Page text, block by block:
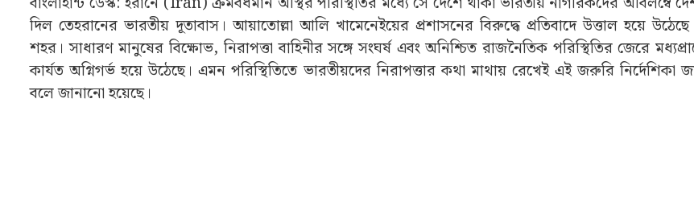
দিল তেহরানের ভারতীয় দূতাবাস। আয়াতোল্লা আলি খামেনেইয়ের প্রশাসনের বিরুদ্ধে প্রতিবাদে উত্তাল হয়ে উঠেছে
শহর। সাধারণ মানুষের বিক্ষোভ, নিরাপত্তা বাহিনীর সঙ্গে সংঘর্ষ এবং অনিশ্চিত রাজনৈতিক পরিস্থিতির জেরে
কার্যত অগ্নিগর্ভ হয়ে উঠেছে। এমন পরিস্থিতিতে ভারতীয়দের নিরাপত্তার কথা মাথায় রেখেই এই জরুরি নির্দেশিকা
বলে জানানো হয়েছে।